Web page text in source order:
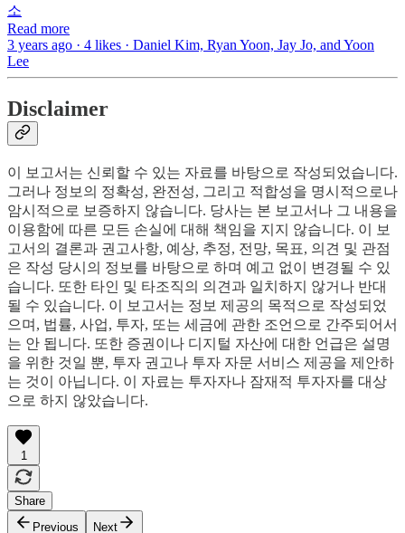
소
Read more
3 years ago · 4 likes · Daniel Kim, Ryan Yoon, Jay Jo, and Yoon
Lee
Disclaimer
이 보고서는 신뢰할 수 있는 자료를 바탕으로 작성되었습니다.
그러나 정보의 정확성, 완전성, 그리고 적합성을 명시적으로나
암시적으로 보증하지 않습니다. 당사는 본 보고서나 그 내용을
이용함에 따른 모든 손실에 대해 책임을 지지 않습니다. 이 보
고서의 결론과 권고사항, 예상, 추정, 전망, 목표, 의견 및 관점
은 작성 당시의 정보를 바탕으로 하며 예고 없이 변경될 수 있
습니다. 또한 타인 및 타조직의 의견과 일치하지 않거나 반대
될 수 있습니다. 이 보고서는 정보 제공의 목적으로 작성되었
으며, 법률, 사업, 투자, 또는 세금에 관한 조언으로 간주되어서
는 안 됩니다. 또한 증권이나 디지털 자산에 대한 언급은 설명
을 위한 것일 뿐, 투자 권고나 투자 자문 서비스 제공을 제안하
는 것이 아닙니다. 이 자료는 투자자나 잠재적 투자자를 대상
으로 하지 않았습니다.
1
Share
Previous
Next